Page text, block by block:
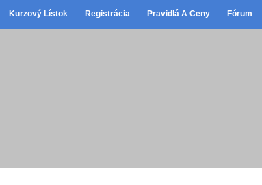
Kurzový Lístok Registrácia Pravidlá A Ceny Fórum